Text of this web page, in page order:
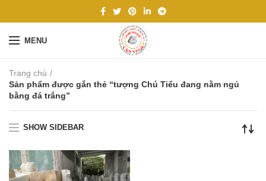
MENU
Trang chủ
Sản phẩm được gắn thẻ “tượng Chú Tiểu đang nằm ngủ
bằng đá trắng”
SHOW SIDEBAR